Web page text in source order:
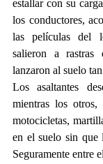
estallar con su
los conductores,
las películas del
salieron a
lanzaron al suelo
Los asaltantes
mientras los otros,
motocicletas,
en el suelo sin que
Seguramente entre